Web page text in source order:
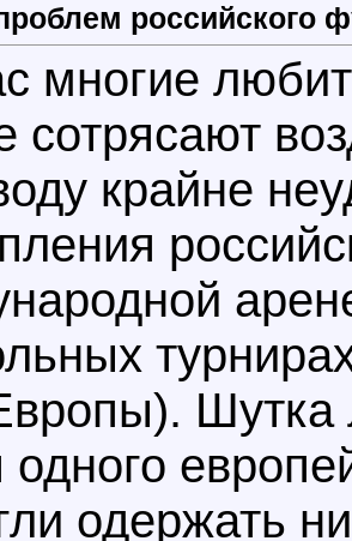
российского
многие
сотрясают
крайне
Шутка
одержать